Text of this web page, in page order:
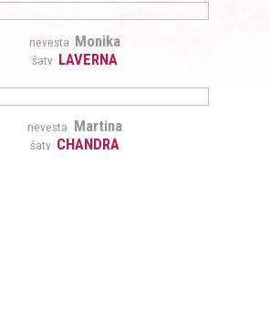
nevesta Monika
šaty LAVERNA
nevesta Martina
šaty CHANDRA